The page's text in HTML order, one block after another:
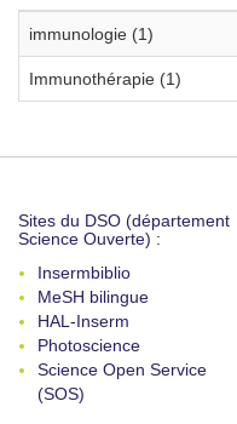
immunologie (1)
Immunothérapie (1)
Sites du DSO (département
Science Ouverte) :
Insermbiblio
MeSH bilingue
HAL-Inserm
Photoscience
Science Open Service
(SOS)